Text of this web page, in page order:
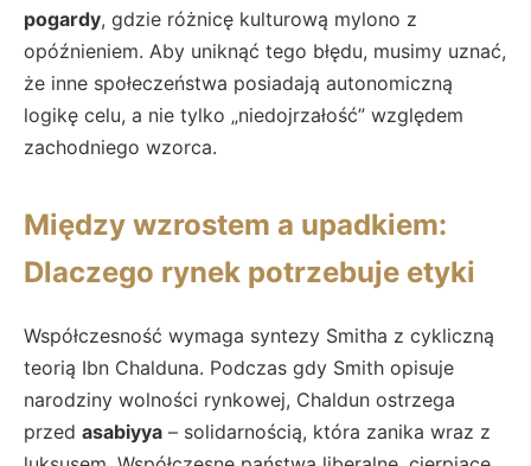
pogardy, gdzie różnicę kulturową mylono z
opóźnieniem. Aby uniknąć tego błędu, musimy uznać,
że inne społeczeństwa posiadają autonomiczną
logikę celu, a nie tylko „niedojrzałość” względem
zachodniego wzorca.
Między wzrostem a upadkiem:
Dlaczego rynek potrzebuje etyki
Współczesność wymaga syntezy Smitha z cykliczną
teorią Ibn Chalduna. Podczas gdy Smith opisuje
narodziny wolności rynkowej, Chaldun ostrzega
przed asabiyya – solidarnością, która zanika wraz z